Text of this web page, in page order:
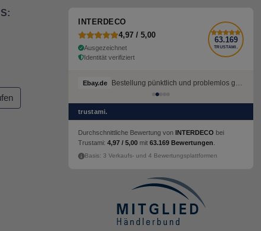
INTERDECO
4,97 / 5,00
Ausgezeichnet
Identität verifiziert
63.169
TRUSTAMI.
Ebay.de Bestellung pünktlich und problemlos geliefert
trustami.
Durchschnittliche Bewertung von INTERDECO bei
Trustami: 4,97 / 5,00 mit 63.169 Bewertungen
Basis: 3 Verkaufs- und 4 Bewertungsplattformen